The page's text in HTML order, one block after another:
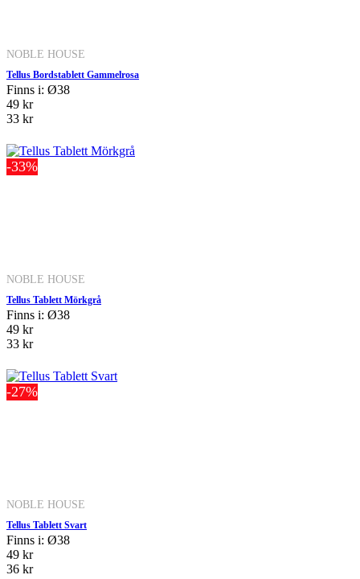
NOBLE HOUSE
Tellus Bordstablett Gammelrosa
Finns i: Ø38
49 kr
33 kr
-33%
NOBLE HOUSE
Tellus Tablett Mörkgrå
Finns i: Ø38
49 kr
33 kr
-27%
NOBLE HOUSE
Tellus Tablett Svart
Finns i: Ø38
49 kr
36 kr